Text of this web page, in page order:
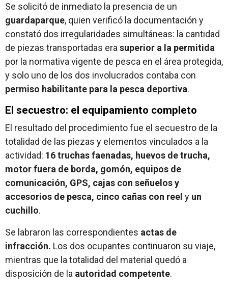
Se solicitó de inmediato la presencia de un
guardaparque, quien verificó la documentación y
constató dos irregularidades simultáneas: la cantidad
de piezas transportadas era superior a la permitida
por la normativa vigente de pesca en el área protegida,
y solo uno de los dos involucrados contaba con
permiso habilitante para la pesca deportiva.
El secuestro: el equipamiento completo
El resultado del procedimiento fue el secuestro de la
totalidad de las piezas y elementos vinculados a la
actividad: 16 truchas faenadas, huevos de trucha,
motor fuera de borda, gomón, equipos de
comunicación, GPS, cajas con señuelos y
accesorios de pesca, cinco cañas con reel y un
cuchillo.
Se labraron las correspondientes actas de
infracción. Los dos ocupantes continuaron su viaje,
mientras que la totalidad del material quedó a
disposición de la autoridad competente.